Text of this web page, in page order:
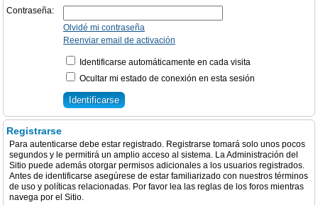
Contraseña:
Olvidé mi contraseña
Reenviar email de activación
Identificarse automáticamente en cada visita
Ocultar mi estado de conexión en esta sesión
Registrarse
Para autenticarse debe estar registrado. Registrarse tomará solo unos pocos
segundos y le permitirá un amplio acceso al sistema. La Administración del
Sitio puede además otorgar permisos adicionales a los usuarios registrados.
Antes de identificarse asegúrese de estar familiarizado con nuestros términos
de uso y políticas relacionadas. Por favor lea las reglas de los foros mientras
navega por el Sitio.